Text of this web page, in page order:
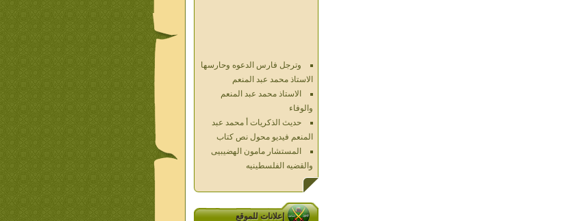
الاستاذ محمد عبد المنعم
والوفاء
حديث الذكريات أ محمد عبد
المنعم فيديو محول نص كتاب
المستشار مامون الهضيبيى
والقضيه الفلسطينيه
العداله الغائبه 1000 شهيد
فلسطين ده كان زمان
الاقصى فى قلوبنا
خواطر الحج
إعلانات للموقع